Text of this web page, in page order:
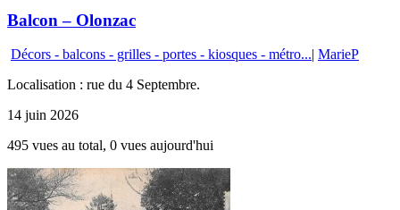
Balcon – Olonzac
Décors - balcons - grilles - portes - kiosques - métro...| MarieP
Localisation : rue du 4 Septembre.
14 juin 2026
495 vues au total, 0 vues aujourd'hui